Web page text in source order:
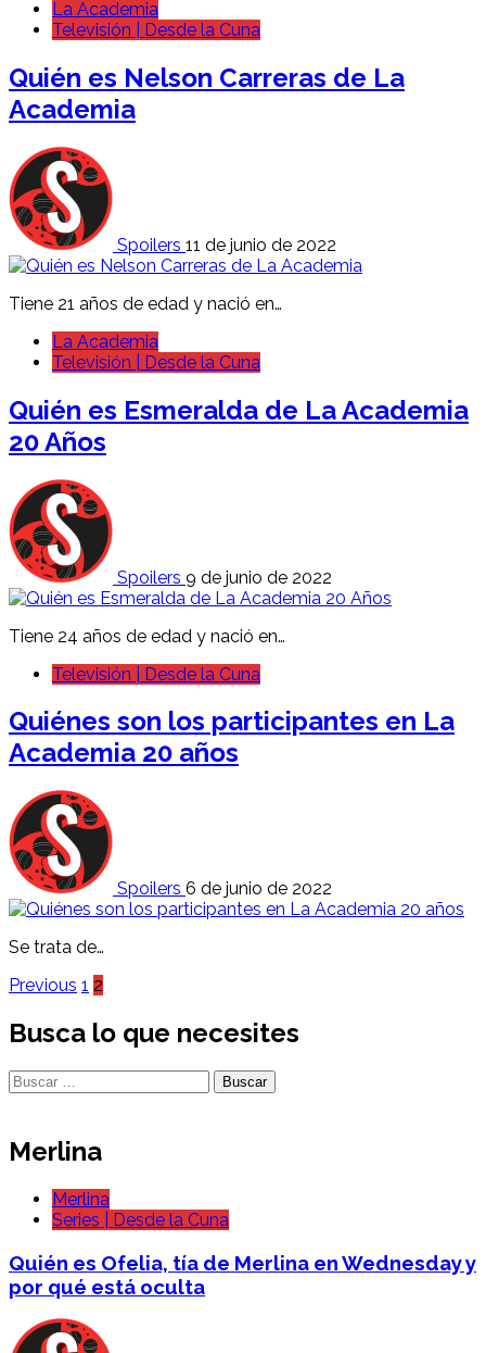
La Academia
Televisión | Desde la Cuna
Quién es Nelson Carreras de La
Academia
Spoilers 11 de junio de 2022
Tiene 21 años de edad y nació en…
La Academia
Televisión | Desde la Cuna
Quién es Esmeralda de La Academia
20 Años
Spoilers 9 de junio de 2022
Tiene 24 años de edad y nació en…
Televisión | Desde la Cuna
Quiénes son los participantes en La
Academia 20 años
Spoilers 6 de junio de 2022
Se trata de…
Paginación
de
entradas
Previous 1 2
Busca lo que necesites
Buscar:
Merlina
Merlina
Series | Desde la Cuna
Quién es Ofelia, tía de Merlina en Wednesday y
por qué está oculta